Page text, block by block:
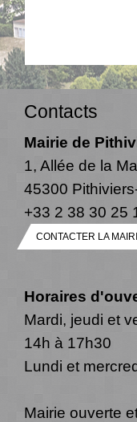
Contacts
Mairie de
1, Allée de la
45300
+33 2 38 30 25
CONTACTER LA
Horaires
Mardi, jeudi et
14h à 17h30
Lundi et
Mairie ouverte